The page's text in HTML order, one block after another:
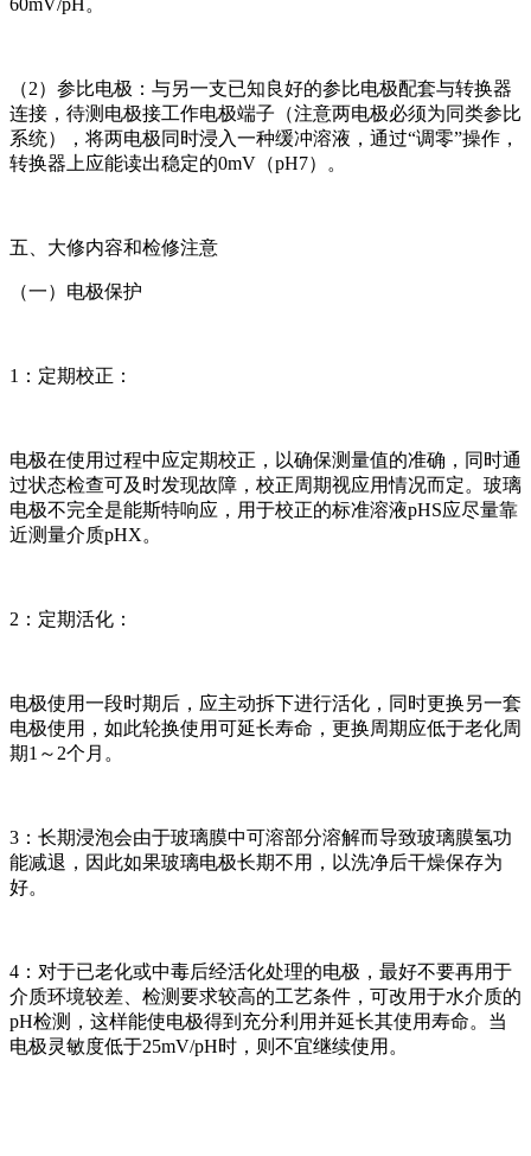
60mV/pH。
（2）参比电极：与另一支已知良好的参比电极配套与转换器
连接，待测电极接工作电极端子（注意两电极必须为同类参比
系统），将两电极同时浸入一种缓冲溶液，通过“调零”操作，
转换器上应能读出稳定的0mV（pH7）。
五、大修内容和检修注意
（一）电极保护
1：定期校正：
电极在使用过程中应定期校正，以确保测量值的准确，同时通
过状态检查可及时发现故障，校正周期视应用情况而定。玻璃
电极不完全是能斯特响应，用于校正的标准溶液pHS应尽量靠
近测量介质pHX。
2：定期活化：
电极使用一段时期后，应主动拆下进行活化，同时更换另一套
电极使用，如此轮换使用可延长寿命，更换周期应低于老化周
期1～2个月。
3：长期浸泡会由于玻璃膜中可溶部分溶解而导致玻璃膜氢功
能减退，因此如果玻璃电极长期不用，以洗净后干燥保存为
好。
4：对于已老化或中毒后经活化处理的电极，最好不要再用于
介质环境较差、检测要求较高的工艺条件，可改用于水介质的
pH检测，这样能使电极得到充分利用并延长其使用寿命。当
电极灵敏度低于25mV/pH时，则不宜继续使用。